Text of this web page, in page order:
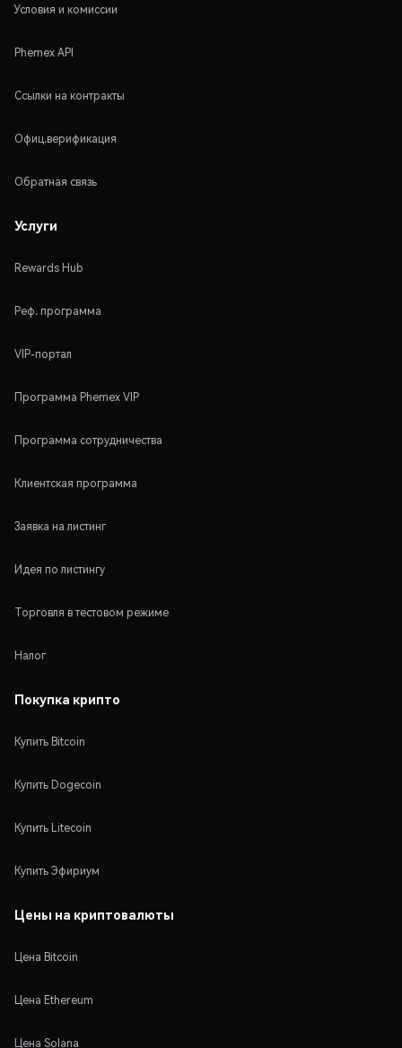
Условия и комиссии
Phemex API
Ссылки на контракты
Офиц.верификация
Обратная связь
Услуги
Rewards Hub
Реф. программа
VIP-портал
Программа Phemex VIP
Программа сотрудничества
Клиентская программа
Заявка на листинг
Идея по листингу
Торговля в тестовом режиме
Налог
Покупка крипто
Купить Bitcoin
Купить Dogecoin
Купить Litecoin
Купить Эфириум
Цены на криптовалюты
Цена Bitcoin
Цена Ethereum
Цена Solana